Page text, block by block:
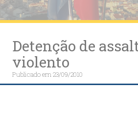
Detenção de
violento
Publicado em23/09/2010